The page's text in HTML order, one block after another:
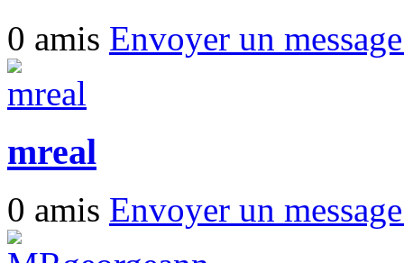
0 amis Envoyer un
mreal
0 amis Envoyer un